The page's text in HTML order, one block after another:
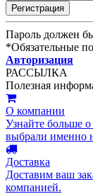
Пароль должен
*Обязательные
Авторизация
РАССЫЛКА
Полезная
О компании
Узнайте больше
выбрали именно
Доставка
Доставим ваш
компанией.